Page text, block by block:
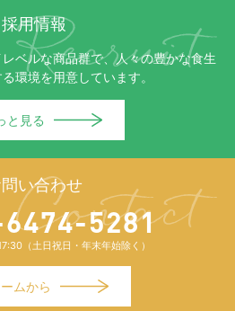
収集時には、収集と利用目
窓口を明確にします。
基づく命令等を除いて、収集
外の利用、第三者への提供、
ん。
クセス、個人情報の紛失、破
等、個人情報に関するリスク
程を整備し、是正するための
講じます。
まれる個人情報は、利用する
同意内容を確認した上で利
た個人情報を取り扱う業務を
場合も、適切な契約や指導、
正、追加又は削除、利用の停
採用情報
ベルな商品群で、人々の豊かな食生
環境を用意しています。
と見る
い合わせ
5281
（土日祝日・年末年始除く）
ムから